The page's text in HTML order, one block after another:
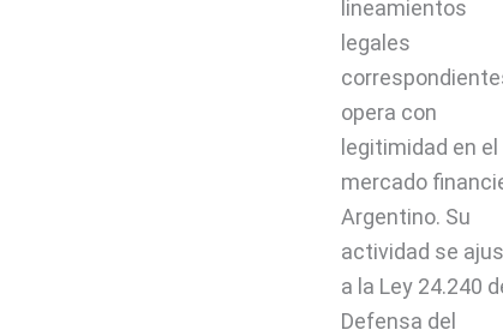
lineamientos
legales
opera con
legitimidad en el
mercado
Argentino. Su
actividad se
a la Ley 24.240
Defensa del